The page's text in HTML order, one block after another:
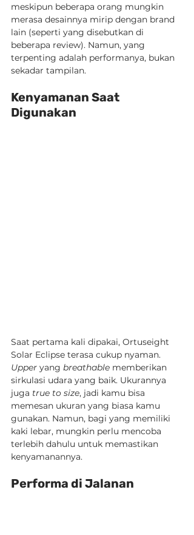
meskipun beberapa orang mungkin
merasa desainnya mirip dengan brand
lain (seperti yang disebutkan di
beberapa review). Namun, yang
terpenting adalah performanya, bukan
sekadar tampilan.
Kenyamanan Saat
Digunakan
Saat pertama kali dipakai, Ortuseight
Solar Eclipse terasa cukup nyaman.
Upper yang breathable memberikan
sirkulasi udara yang baik. Ukurannya
juga true to size, jadi kamu bisa
memesan ukuran yang biasa kamu
gunakan. Namun, bagi yang memiliki
kaki lebar, mungkin perlu mencoba
terlebih dahulu untuk memastikan
kenyamanannya.
Performa di Jalanan